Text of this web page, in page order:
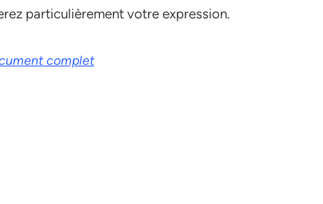
particulièrement votre expression.
complet